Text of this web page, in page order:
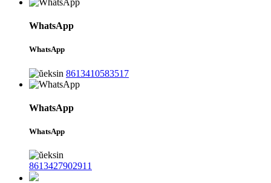
WhatsApp
WhatsApp
8613410583517
WhatsApp
WhatsApp
8613427902911